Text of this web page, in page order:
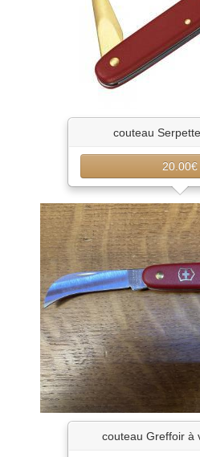
couteau
20.00€
couteau Greffoir à